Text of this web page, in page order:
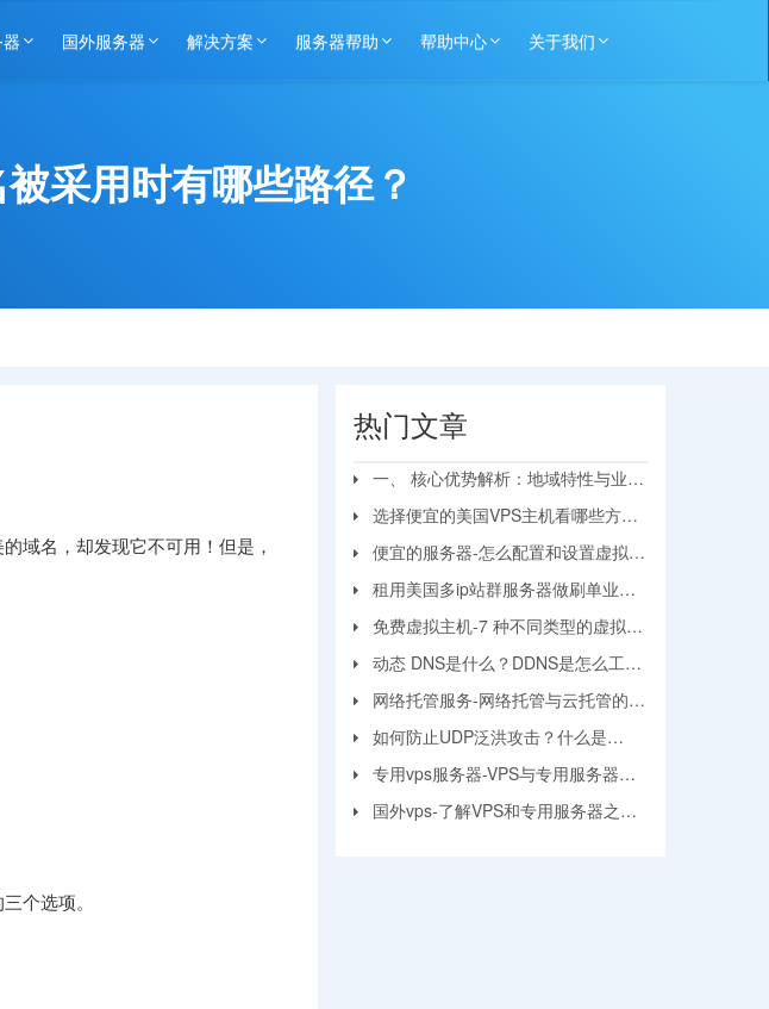
国外服务器 解决方案 服务器帮助 帮助中心 关于我们
采用时有哪些路径？
名，却发现它不可用！但是，
个选项。
热门文章
一、 核心优势解析：地域特性与业务
匹配选择便宜的美国VPS主机看哪些方
面？便宜的服务器-怎么配置和设置虚拟机
服务器？
租用美国多ip站群服务器做刷单业务
要注意的问题
免费虚拟主机-7 种不同类型的虚拟主
机和优缺点
动态 DNS是什么？DDNS是怎么工作
的？网络托管服务-网络托管与云托管的区
别 如何防止UDP泛洪攻击？什么是
UDP?
专用vps服务器-VPS与专用服务器应
该选择哪个？
国外vps-了解VPS和专用服务器之间